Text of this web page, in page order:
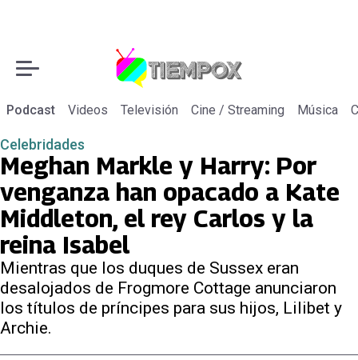
Podcast Videos Televisión Cine / Streaming Música
Celebridades
Meghan Markle y Harry: Por
venganza han opacado a Kate
Middleton, el rey Carlos y la
reina Isabel
Mientras que los duques de Sussex eran
desalojados de Frogmore Cottage anunciaron
los títulos de príncipes para sus hijos, Lilibet y
Archie.